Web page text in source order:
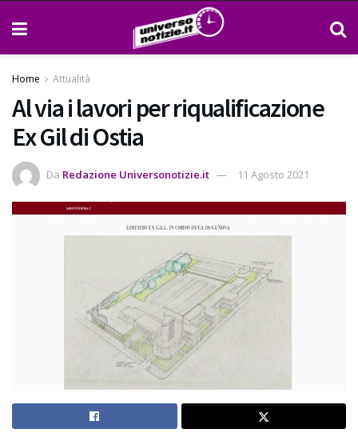
Home Attualità
Al via i lavori per riqualificazione
Ex Gil di Ostia
Da Redazione Universonotizie.it 11 Agosto 2021